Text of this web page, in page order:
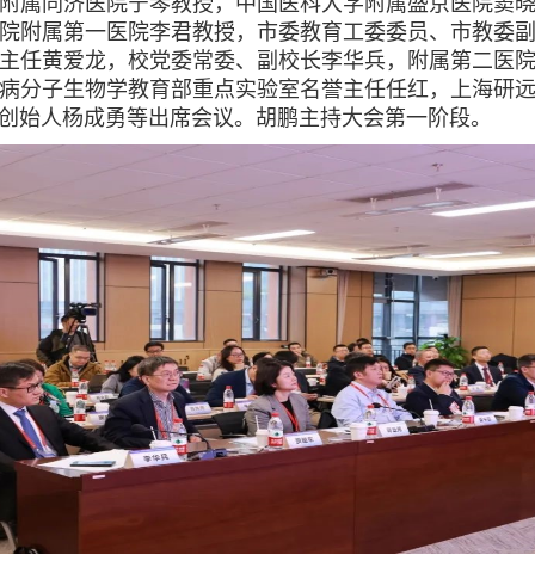
附属第一医院李君教授，市委教育工委委员、市教
任黄爱龙，校党委常委、副校长李华兵，附属第二
分子生物学教育部重点实验室名誉主任任红，上海
始人杨成勇等出席会议。胡鹏主持大会第一阶段。